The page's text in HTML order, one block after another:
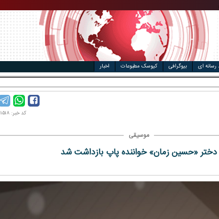
خودرو
رسانه ای بیوگرافی کیوسک مطبوعات اخبار
کد خبر: ۱۴۰۲۰۱۱۵۱۸
موسیقی
دختر «حسین زمان» خواننده پاپ بازداشت شد